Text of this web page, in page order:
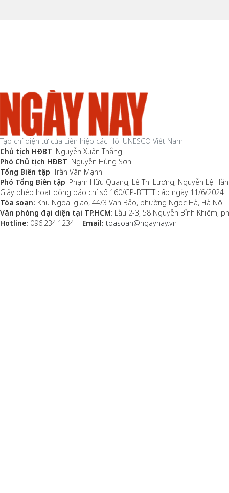
Tạp chí điện tử của Liên hiệp các Hội UNESCO Việt Nam
Chủ tịch HĐBT: Nguyễn Xuân Thắng
Phó Chủ tịch HĐBT: Nguyễn Hùng Sơn
Tổng Biên tập: Trần Văn Mạnh
Phó Tổng Biên tập: Phạm Hữu Quang, Lê Thị Lương, Nguyễn Lệ
Giấy phép hoạt động báo chí số 160/GP-BTTTT cấp ngày 11/6/2024
Tòa soạn: Khu Ngoại giao, 44/3 Vạn Bảo, phường Ngọc Hà, Hà Nội
Văn phòng đại diện tại TP.HCM: Lầu 2-3, 58 Nguyễn Bỉnh Khiêm,
Hotline: 096.234.1234 Email: toasoan@ngaynay.vn